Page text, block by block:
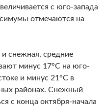
с юго-запада
отмечаются на
снежная, средние
минус 17°С на юго-
и минус 21°С в
районах. Снежный
с конца октября-начала